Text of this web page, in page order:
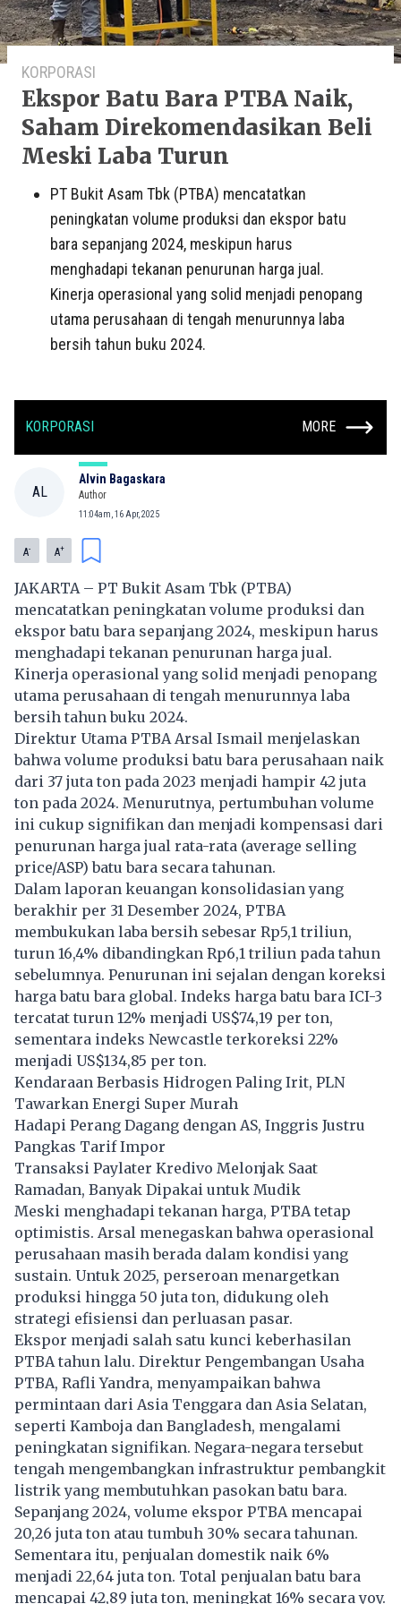
KORPORASI
Ekspor Batu Bara PTBA Naik,
Saham Direkomendasikan Beli
Meski Laba Turun
PT Bukit Asam Tbk (PTBA) mencatatkan
peningkatan volume produksi dan ekspor batu
bara sepanjang 2024, meskipun harus
menghadapi tekanan penurunan harga jual.
Kinerja operasional yang solid menjadi penopang
utama perusahaan di tengah menurunnya laba
bersih tahun buku 2024.
KORPORASI MORE
AL
Alvin Bagaskara
Author
11:04am, 16 Apr, 2025
A- A+
JAKARTA – PT Bukit Asam Tbk (PTBA)
mencatatkan peningkatan volume produksi dan
ekspor batu bara sepanjang 2024, meskipun harus
menghadapi tekanan penurunan harga jual.
Kinerja operasional yang solid menjadi penopang
utama perusahaan di tengah menurunnya laba
bersih tahun buku 2024.
Direktur Utama PTBA Arsal Ismail menjelaskan
bahwa volume produksi batu bara perusahaan naik
dari 37 juta ton pada 2023 menjadi hampir 42 juta
ton pada 2024. Menurutnya, pertumbuhan volume
ini cukup signifikan dan menjadi kompensasi dari
penurunan harga jual rata-rata (average selling
price/ASP) batu bara secara tahunan.
Dalam laporan keuangan konsolidasian yang
berakhir per 31 Desember 2024, PTBA
membukukan laba bersih sebesar Rp5,1 triliun,
turun 16,4% dibandingkan Rp6,1 triliun pada tahun
sebelumnya. Penurunan ini sejalan dengan koreksi
harga batu bara global. Indeks harga batu bara ICI-3
tercatat turun 12% menjadi US$74,19 per ton,
sementara indeks Newcastle terkoreksi 22%
menjadi US$134,85 per ton.
Kendaraan Berbasis Hidrogen Paling Irit, PLN
Tawarkan Energi Super Murah
Hadapi Perang Dagang dengan AS, Inggris Justru
Pangkas Tarif Impor
Transaksi Paylater Kredivo Melonjak Saat
Ramadan, Banyak Dipakai untuk Mudik
Meski menghadapi tekanan harga, PTBA tetap
optimistis. Arsal menegaskan bahwa operasional
perusahaan masih berada dalam kondisi yang
sustain. Untuk 2025, perseroan menargetkan
produksi hingga 50 juta ton, didukung oleh
strategi efisiensi dan perluasan pasar.
Ekspor menjadi salah satu kunci keberhasilan
PTBA tahun lalu. Direktur Pengembangan Usaha
PTBA, Rafli Yandra, menyampaikan bahwa
permintaan dari Asia Tenggara dan Asia Selatan,
seperti Kamboja dan Bangladesh, mengalami
peningkatan signifikan. Negara-negara tersebut
tengah mengembangkan infrastruktur pembangkit
listrik yang membutuhkan pasokan batu bara.
Sepanjang 2024, volume ekspor PTBA mencapai
20,26 juta ton atau tumbuh 30% secara tahunan.
Sementara itu, penjualan domestik naik 6%
menjadi 22,64 juta ton. Total penjualan batu bara
mencapai 42,89 juta ton, meningkat 16% secara yoy.